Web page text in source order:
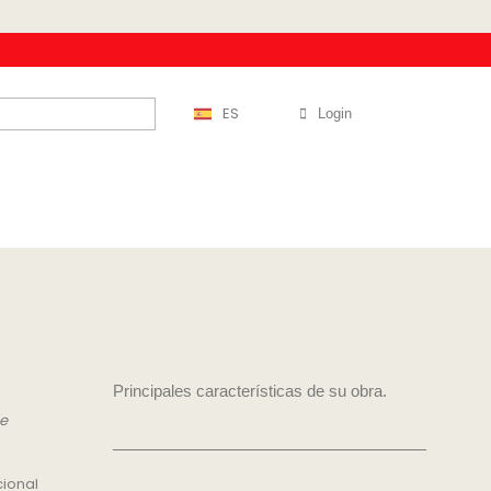
ES Login
Principales características de su obra.